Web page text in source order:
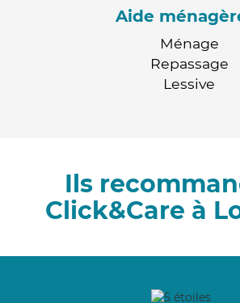
Aide
Ménage
Repassage
Lessive
Ils
Click&Care à